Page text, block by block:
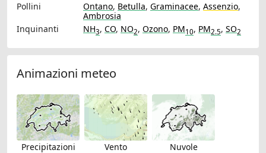
Pollini
Ontano, Betulla, Graminacee, Assenzio,
Ambrosia
Inquinanti
NH3, CO, NO2, Ozono, PM10, PM2.5, SO2
Animazioni meteo
Precipitazioni Vento Nuvole